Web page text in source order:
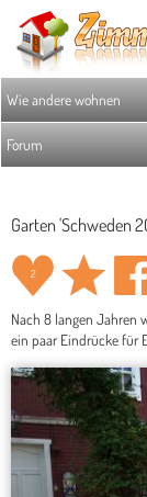
Wie andere wohnen
Forum
Garten 'Schweden
2
Nach 8 langen Jahren
ein paar Eindrücke für